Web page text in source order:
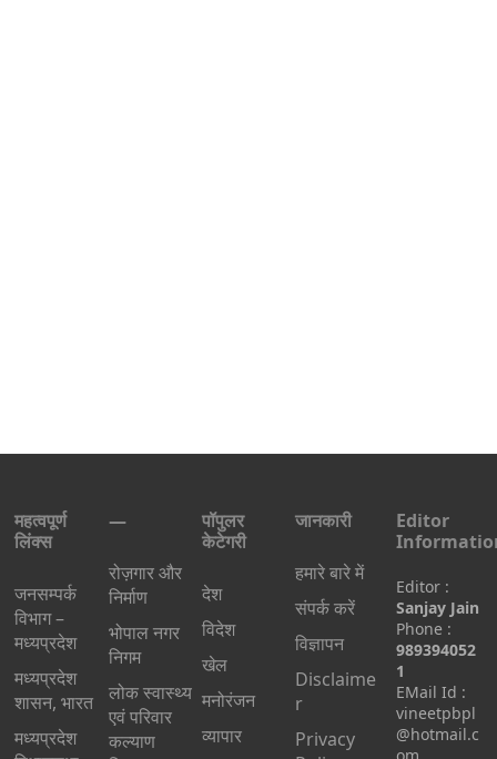
महत्वपूर्ण
लिंक्स
जनसम्पर्क
विभाग –
मध्यप्रदेश
मध्यप्रदेश
शासन, भारत
मध्‍यप्रदेश
—
रोज़गार और
निर्माण
भोपाल नगर
निगम
लोक स्वास्थ्य
एवं परिवार
कल्याण
पॉपुलर
केटेगरी
देश
विदेश
खेल
मनोरंजन
व्यापार
जानकारी
हमारे बारे में
संपर्क करें
विज्ञापन
Disclaime
r
Privacy
Editor
Editor :
Sanjay Jain
Phone :
989394052
1
EMail Id :
vineetpbpl
@hotmail.c